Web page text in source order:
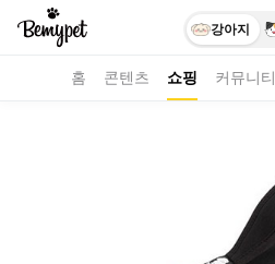
강아지
홈 콘텐츠 쇼핑 커뮤니티